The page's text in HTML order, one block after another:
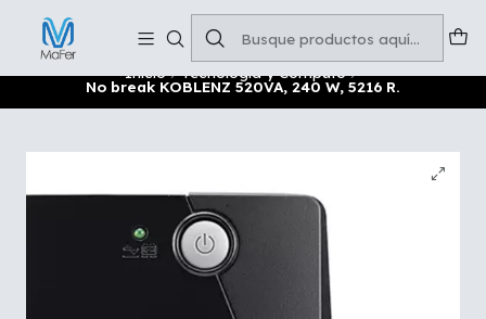
Inicio Tecnología y Cómputo
No break KOBLENZ 520VA, 240 W, 5216 R.